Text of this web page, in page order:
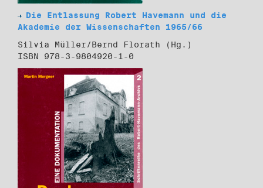
Die Entlassung Robert Havemann und die
Akademie der Wissenschaften 1965/66
Silvia Müller/Bernd Florath (Hg.)
ISBN 978-3-9804920-1-0